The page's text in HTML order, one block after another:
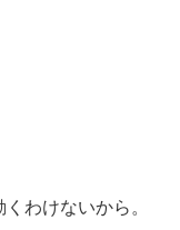
わけないから。